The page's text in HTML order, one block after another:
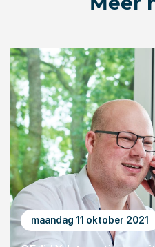
maandag 11 oktober 2021